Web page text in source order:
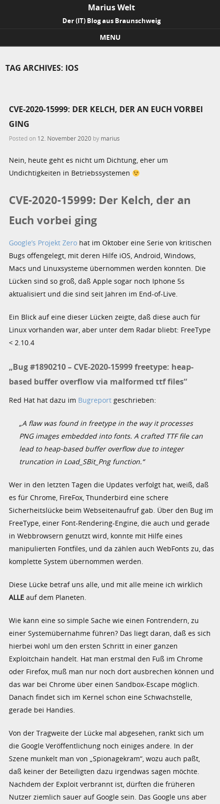
Marius Welt
Der (IT) Blog aus Braunschweig
MENU
TAG ARCHIVES: IOS
CVE-2020-15999: DER KELCH, DER AN EUCH VORBEI
GING
Posted on 12. November 2020 by marius
Nein, heute geht es nicht um Dichtung, eher um
Undichtigkeiten in Betriebssystemen
CVE-2020-15999: Der Kelch, der an
Euch vorbei ging
Google’s Projekt Zero hat im Oktober eine Serie von kritischen
Bugs offengelegt, mit deren Hilfe iOS, Android, Windows,
Macs und Linuxsysteme übernommen werden konnten. Die
Lücken sind so groß, daß Apple sogar noch Iphone 5s
aktualisiert und die sind seit Jahren im End-of-Live.
Ein Blick auf eine dieser Lücken zeigte, daß diese auch für
Linux vorhanden war, aber unter dem Radar bliebt: FreeType
< 2.10.4
„Bug #1890210 – CVE-2020-15999 freetype: heap-
based buffer overflow via malformed ttf files“
Red Hat hat dazu im Bugreport geschrieben:
„A flaw was found in freetype in the way it processes
PNG images embedded into fonts. A crafted TTF file can
lead to heap-based buffer overflow due to integer
truncation in Load_SBit_Png function.“
Wer in den letzten Tagen die Updates verfolgt hat, weiß, daß
es für Chrome, FireFox, Thunderbird eine schere
Sicherheitslücke beim Webseitenaufruf gab. Über den Bug im
FreeType, einer Font-Rendering-Engine, die auch und gerade
in Webbrowsern genutzt wird, konnte mit Hilfe eines
manipulierten Fontfiles, und da zählen auch WebFonts zu, das
komplette System übernommen werden.
Diese Lücke betraf uns alle, und mit alle meine ich wirklich
ALLE auf dem Planeten.
Wie kann eine so simple Sache wie einen Fontrendern, zu
einer Systemübernahme führen? Das liegt daran, daß es sich
hierbei wohl um den ersten Schritt in einer ganzen
Exploitchain handelt. Hat man erstmal den Fuß im Chrome
oder Firefox, muß man nur noch dort ausbrechen können und
das war bei Chrome über einen Sandbox-Escape möglich.
Danach findet sich im Kernel schon eine Schwachstelle,
gerade bei Handies.
Von der Tragweite der Lücke mal abgesehen, rankt sich um
die Google Veröffentlichung noch einiges andere. In der
Szene munkelt man von „Spionagekram“, wozu auch paßt,
daß keiner der Beteiligten dazu irgendwas sagen möchte.
Nachdem der Exploit verbrannt ist, dürften die früheren
Nutzer ziemlich sauer auf Google sein. Das Google uns aber